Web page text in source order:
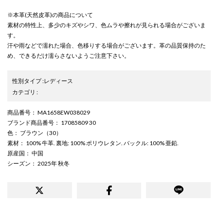
※本革(天然皮革)の商品について
素材の特性上、多少のキズやシワ、色ムラや擦れが見られる場合がございま
す。
汗や雨などで濡れた場合、色移りする場合がございます。革の品質保持のた
め、できるだけ濡らさないようご注意下さい。
性別タイプ:レディース
カテゴリ :
商品番号 ： MA1658EW038029
ブランド商品番号 ： 17085809 30
色 ： ブラウン（30）
素材 ： 100% 牛革. 裏地: 100% ポリウレタン. バックル: 100% 亜鉛.
原産国 ： 中国
シーズン ： 2025年 秋冬